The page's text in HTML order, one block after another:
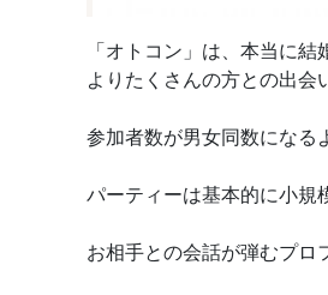
「オトコン」は、本当に
よりたくさんの方との出会
参加者数が男女同数になる
パーティーは基本的に小規
お相手との会話が弾むプロ